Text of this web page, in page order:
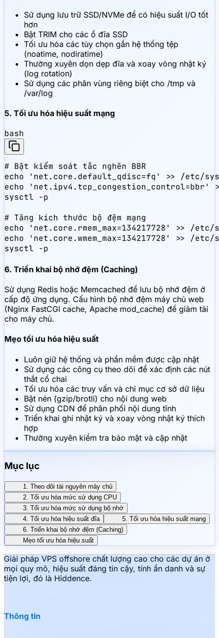
Sử dụng lưu trữ SSD/NVMe để có hiệu suất I/O tốt
hơn
Bật TRIM cho các ổ đĩa SSD
Tối ưu hóa các tùy chọn gắn hệ thống tệp
(noatime, nodiratime)
Thường xuyên dọn dẹp đĩa và xoay vòng nhật ký
(log rotation)
Sử dụng các phân vùng riêng biệt cho /tmp và
/var/log
5. Tối ưu hóa hiệu suất mạng
bash
# Bật kiểm soát tắc nghẽn BBR
echo 'net.core.default_qdisc=fq' >> /etc/
echo
sysctl -p
# Tăng kích thước bộ đệm mạng
echo 'net.core.rmem_max=134217728' >> /
echo 'net.core.wmem_max=134217728' >> /
sysctl -p
6. Triển khai bộ nhớ đệm (Caching)
Sử dụng Redis hoặc Memcached để lưu bộ nhớ đệm ở
cấp độ ứng dụng. Cấu hình bộ nhớ đệm máy chủ web
(Nginx FastCGI cache, Apache mod_cache) để giảm tải
cho máy chủ.
Mẹo tối ưu hóa hiệu suất
Luôn giữ hệ thống và phần mềm được cập nhật
Sử dụng các công cụ theo dõi để xác định các nút
thắt cổ chai
Tối ưu hóa các truy vấn và chỉ mục cơ sở dữ liệu
Bật nén (gzip/brotli) cho nội dung web
Sử dụng CDN để phân phối nội dung tĩnh
Triển khai ghi nhật ký và xoay vòng nhật ký thích
hợp
Thường xuyên kiểm tra bảo mật và cập nhật
Mục lục
1. Theo dõi tài nguyên máy chủ
2. Tối ưu hóa mức sử dụng CPU
3. Tối ưu hóa mức sử dụng bộ nhớ
4. Tối ưu hóa hiệu suất đĩa
5. Tối ưu hóa hiệu suất mạng
6. Triển khai bộ nhớ đệm (Caching)
Mẹo tối ưu hóa hiệu suất
Giải pháp VPS offshore chất lượng cao cho các dự án ở
mọi quy mô, hiệu suất đáng tin cậy, tính ẩn danh và sự
tiện lợi, đó là Hiddence.
Thông tin